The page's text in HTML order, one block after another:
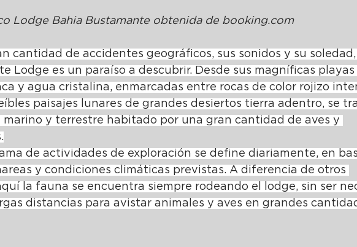
Lodge Bahia Bustamante obtenida de booking.com
cantidad de accidentes geográficos, sus sonidos y su
Lodge es un paraíso a descubrir. Desde sus magníficas playas
y agua cristalina, enmarcadas entre rocas de color rojizo
paisajes lunares de grandes desiertos tierra adentro, se
marino y terrestre habitado por una gran cantidad de aves y
de actividades de exploración se define diariamente, en
y condiciones climáticas previstas. A diferencia de otros
la fauna se encuentra siempre rodeando el lodge, sin ser
distancias para avistar animales y aves en grandes